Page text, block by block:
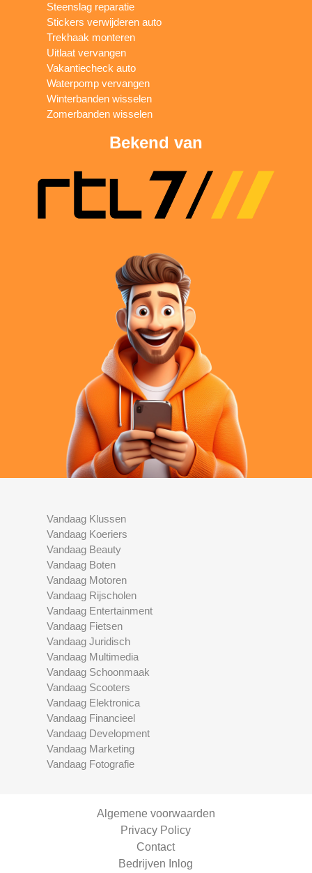
Steenslag reparatie
Stickers verwijderen auto
Trekhaak monteren
Uitlaat vervangen
Vakantiecheck auto
Waterpomp vervangen
Winterbanden wisselen
Zomerbanden wisselen
Bekend van
Vandaag Klussen
Vandaag Koeriers
Vandaag Beauty
Vandaag Boten
Vandaag Motoren
Vandaag Rijscholen
Vandaag Entertainment
Vandaag Fietsen
Vandaag Juridisch
Vandaag Multimedia
Vandaag Schoonmaak
Vandaag Scooters
Vandaag Elektronica
Vandaag Financieel
Vandaag Development
Vandaag Marketing
Vandaag Fotografie
Algemene voorwaarden
Privacy Policy
Contact
Bedrijven Inlog